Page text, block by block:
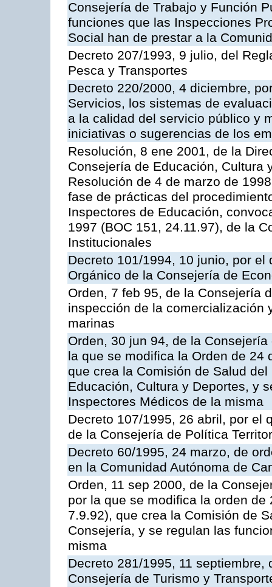
Consejería de Trabajo y Función
funciones que las Inspecciones
Social han de prestar a la
Decreto 207/1993, 9 julio, del
Pesca y Transportes
Decreto 220/2000, 4 diciembre,
Servicios, los sistemas de
a la calidad del servicio público y
iniciativas o sugerencias de los
Resolución, 8 ene 2001, de la
Consejería de Educación, Cultura
Resolución de 4 de marzo de
fase de prácticas del
Inspectores de Educación,
1997 (BOC 151, 24.11.97), de la
Institucionales
Decreto 101/1994, 10 junio, por
Orgánico de la Consejería de
Orden, 7 feb 95, de la Consejería
inspección de la comercialización
marinas
Orden, 30 jun 94, de la
la que se modifica la Orden de 24
que crea la Comisión de Salud
Educación, Cultura y Deportes, y
Inspectores Médicos de la misma
Decreto 107/1995, 26 abril, por el
de la Consejería de Política
Decreto 60/1995, 24 marzo, de
en la Comunidad Autónoma de
Orden, 11 sep 2000, de la
por la que se modifica la orden
7.9.92), que crea la Comisión de
Consejería, y se regulan las
misma
Decreto 281/1995, 11
Consejería de Turismo y